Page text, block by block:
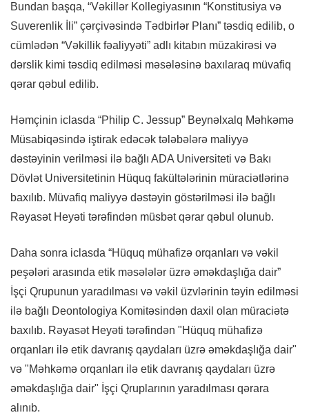
Bundan başqa, “Vəkillər Kollegiyasının “Konstitusiya və
Suverenlik İli” çərçivəsində Tədbirlər Planı” təsdiq edilib, o
cümlədən “Vəkillik fəaliyyəti” adlı kitabın müzakirəsi və
dərslik kimi təsdiq edilməsi məsələsinə baxılaraq müvafiq
qərar qəbul edilib.
Həmçinin iclasda “Philip C. Jessup” Beynəlxalq Məhkəmə
Müsabiqəsində iştirak edəcək tələbələrə maliyyə
dəstəyinin verilməsi ilə bağlı ADA Universiteti və Bakı
Dövlət Universitetinin Hüquq fakültələrinin müraciətlərinə
baxılıb. Müvafiq maliyyə dəstəyin göstərilməsi ilə bağlı
Rəyasət Heyəti tərəfindən müsbət qərar qəbul olunub.
Daha sonra iclasda “Hüquq mühafizə orqanları və vəkil
peşələri arasında etik məsələlər üzrə əməkdaşlığa dair”
İşçi Qrupunun yaradılması və vəkil üzvlərinin təyin edilməsi
ilə bağlı Deontologiya Komitəsindən daxil olan müraciətə
baxılıb. Rəyasət Heyəti tərəfindən "Hüquq mühafizə
orqanları ilə etik davranış qaydaları üzrə əməkdaşlığa dair"
və "Məhkəmə orqanları ilə etik davranış qaydaları üzrə
əməkdaşlığa dair" İşçi Qruplarının yaradılması qərara
alınıb.